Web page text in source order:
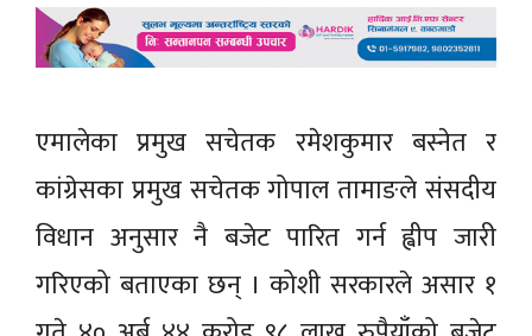
एमालेका प्रमुख सचेतक रमेशकुमार बस्नेत र
कांग्रेसका प्रमुख सचेतक गोपाल तामाङले संसदीय
विधान अनुसार नै बजेट पारित गर्न ह्वीप जारी
गरिएको बताएका छन् । कोशी सरकारले असार १